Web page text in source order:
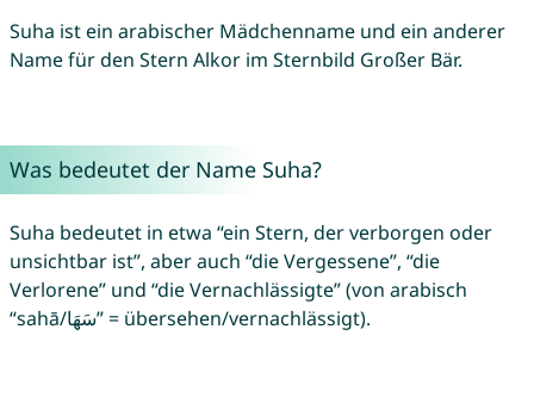
Suha ist ein arabischer Mädchenname und ein anderer
Name für den Stern Alkor im Sternbild Großer Bär.
Was bedeutet der Name Suha?
Suha bedeutet in etwa “ein Stern, der verborgen oder
unsichtbar ist”, aber auch “die Vergessene”, “die
Verlorene” und “die Vernachlässigte” (von arabisch
“sahā/سَهَا” = übersehen/vernachlässigt).